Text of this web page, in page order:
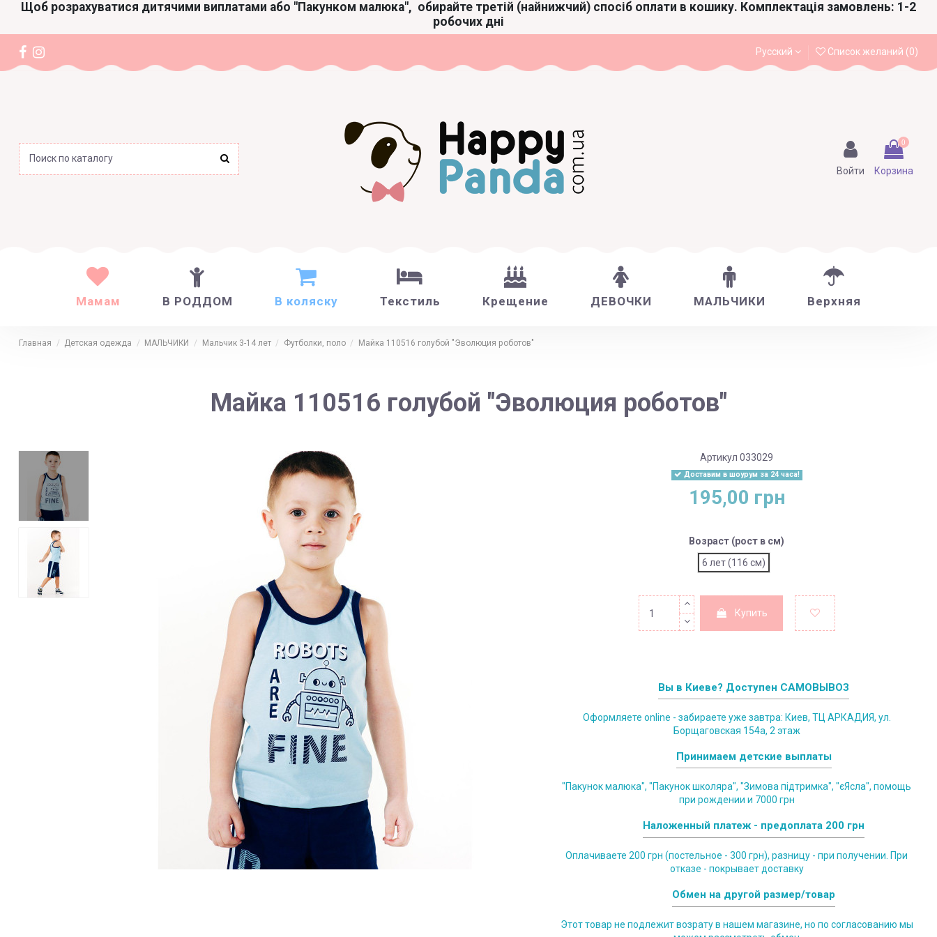
Щоб розрахуватися дитячими виплатами або "Пакунком малюка", обирайте третій (найнижчий) спосіб оплати в кошику. Комплектація замовлень: 1-2
робочих дні
Русский Список желаний (0)
Войти
0
Корзина
Мамам В РОДДОМ В коляску Текстиль Крещение ДЕВОЧКИ МАЛЬЧИКИ Верхняя
Главная Детская одежда МАЛЬЧИКИ Мальчик 3-14 лет Футболки, поло Майка 110516 голубой "Эволюция роботов"
Майка 110516 голубой "Эволюция роботов"
Артикул 033029
Доставим в шоурум за 24 часа!
195,00 грн
Возраст (рост в см)
6 лет (116 см)
Купить
Вы в Киеве? Доступен САМОВЫВОЗ
Оформляете online - забираете уже завтра: Киев, ТЦ АРКАДИЯ, ул.
Борщаговская 154а, 2 этаж
Принимаем детские выплаты
"Пакунок малюка", "Пакунок школяра", "Зимова підтримка", "єЯсла", помощь
при рождении и 7000 грн
Наложенный платеж - предоплата 200 грн
Оплачиваете 200 грн (постельное - 300 грн), разницу - при получении. При
отказе - покрывает доставку
Обмен на другой размер/товар
Этот товар не подлежит возрату в нашем магазине, но по согласованию мы